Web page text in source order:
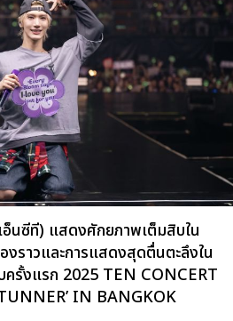
นซีที) แสดงศักยภาพเต็มสิบใน
งราวและการแสดงสุดตื่นตะลึงใน
ครั้งแรก 2025 TEN CONCERT
IN BANGKOK